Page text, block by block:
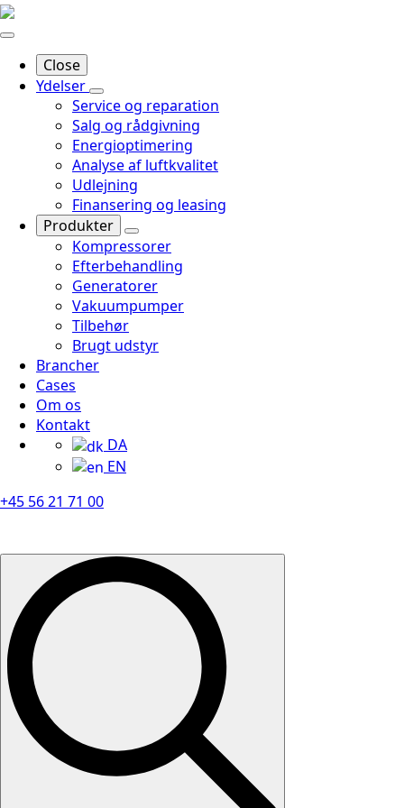
Close
Ydelser
Service og reparation
Salg og rådgivning
Energioptimering
Analyse af luftkvalitet
Udlejning
Finansering og leasing
Produkter
Kompressorer
Efterbehandling
Generatorer
Vakuumpumper
Tilbehør
Brugt udstyr
Brancher
Cases
Om os
Kontakt
DA
EN
+45 56 21 71 00